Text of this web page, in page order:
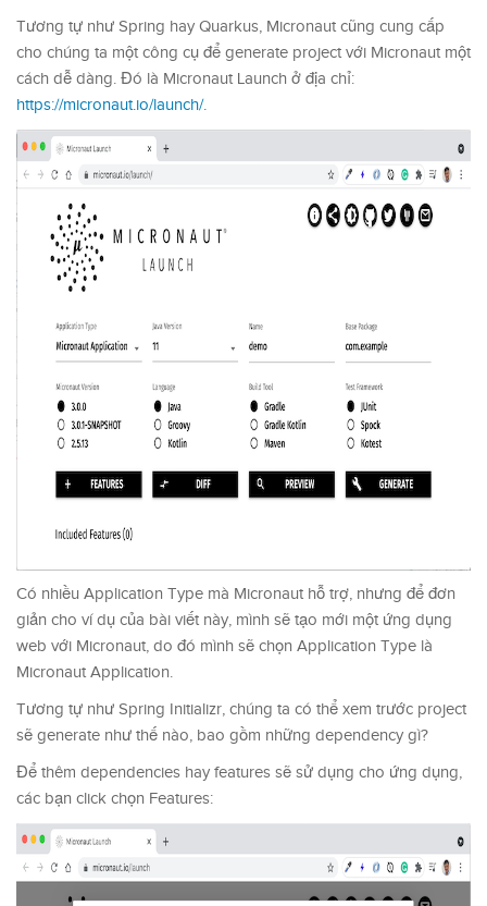
Tương tự như Spring hay Quarkus, Micronaut cũng cung cấp
cho chúng ta một công cụ để generate project với Micronaut một
cách dễ dàng. Đó là Micronaut Launch ở địa chỉ:
https://micronaut.io/launch/.
Có nhiều Application Type mà Micronaut hỗ trợ, nhưng để đơn
giản cho ví dụ của bài viết này, mình sẽ tạo mới một ứng dụng
web với Micronaut, do đó mình sẽ chọn Application Type là
Micronaut Application.
Tương tự như Spring Initializr, chúng ta có thể xem trước project
sẽ generate như thế nào, bao gồm những dependency gì?
Để thêm dependencies hay features sẽ sử dụng cho ứng dụng,
các bạn click chọn Features: